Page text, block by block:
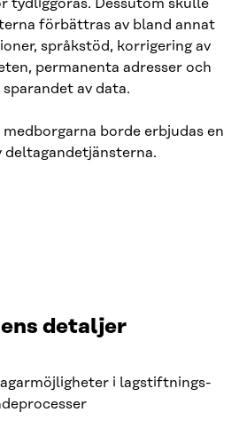
tydliggöras. Dessutom skulle
förbättras av bland annat
språkstöd, korrigering av
permanenta adresser och
av data.
borde erbjudas en
detaljer
i lagstiftnings-